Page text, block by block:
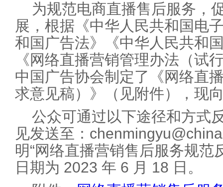
为规范电商直播售后服务，
展，根据《中华人民共和国电
和国广告法》《中华人民共和
《网络直播营销管理办法（试
中国广告协会制定了《网络直
求意见稿）》（见附件），现
公众可通过以下途径和方式
见发送至：
明“网络直播营销售后服务规范
日期为 2023 年 6 月 18 日。